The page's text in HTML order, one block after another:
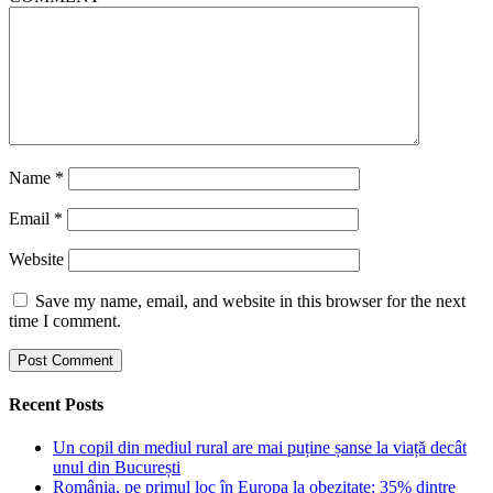
Name *
Email *
Website
Save my name, email, and website in this browser for the next
time I comment.
Recent Posts
Un copil din mediul rural are mai puține șanse la viață decât
unul din București
România, pe primul loc în Europa la obezitate: 35% dintre